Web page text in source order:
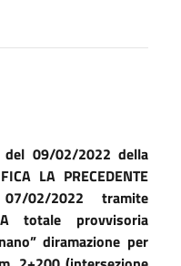
09/02/2022 della
LA PRECEDENTE
02/2022 tramite
totale provvisoria
diramazione per